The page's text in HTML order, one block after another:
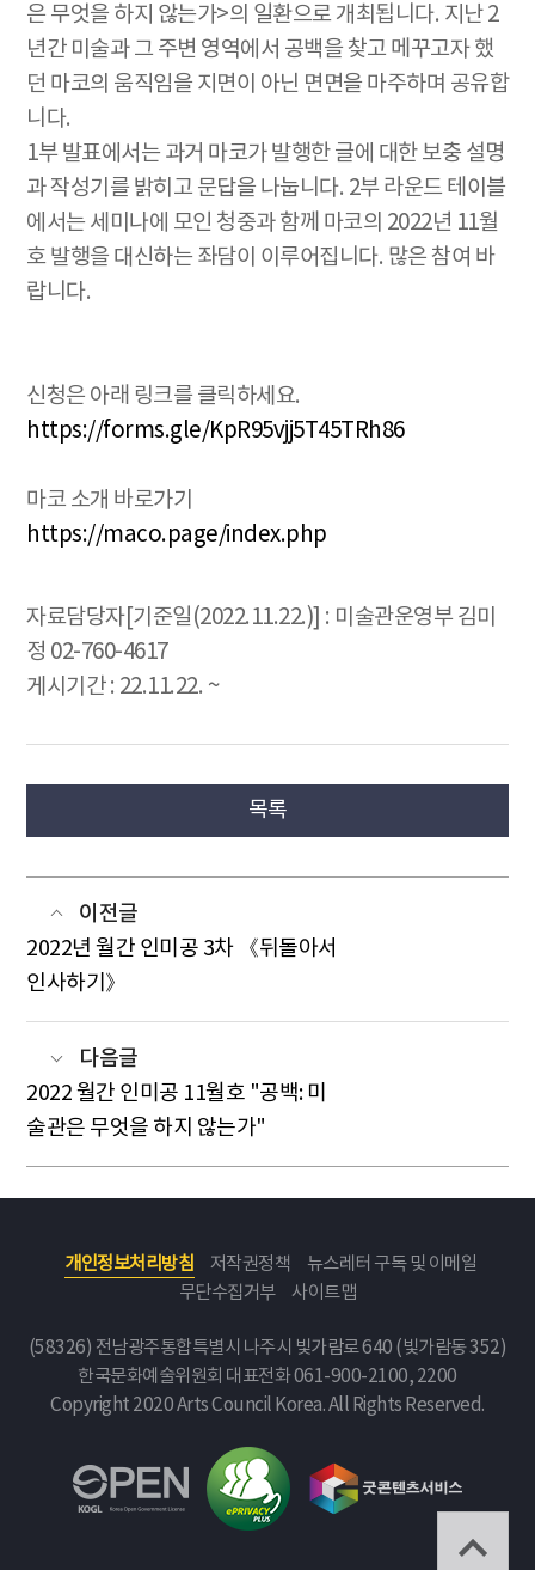
은 무엇을 하지 않는가>의 일환으로 개최됩니다. 지난 2
년간 미술과 그 주변 영역에서 공백을 찾고 메꾸고자 했
던 마코의 움직임을 지면이 아닌 면면을 마주하며 공유합
니다.
1부 발표에서는 과거 마코가 발행한 글에 대한 보충 설명
과 작성기를 밝히고 문답을 나눕니다. 2부 라운드 테이블
에서는 세미나에 모인 청중과 함께 마코의 2022년 11월
호 발행을 대신하는 좌담이 이루어집니다. 많은 참여 바
랍니다.
신청은 아래 링크를 클릭하세요.
https://forms.gle/KpR95vjj5T45TRh86
마코 소개 바로가기
https://maco.page/index.php
자료담당자[기준일(2022.11.22.)] : 미술관운영부 김미
정 02-760-4617
게시기간 : 22.11.22. ~
목록
이전글
2022년 월간 인미공 3차 《뒤돌아서
인사하기》
다음글
2022 월간 인미공 11월호 "공백: 미
술관은 무엇을 하지 않는가"
개인정보처리방침 저작권정책
뉴스레터 구독 및 이메일
무단수집거부
사이트맵
(58326) 전남광주통합특별시 나주시 빛가람로 640 (빛가람동 352)
한국문화예술위원회 대표전화 061-900-2100, 2200
Copyright 2020 Arts Council Korea. All Rights Reserved.